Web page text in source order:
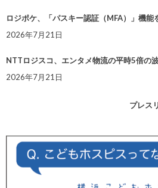
ロジポケ、「パスキー認証（MFA）」機能
2026年7月21日
NTTロジスコ、エンタメ物流の平時5倍の
2026年7月21日
プレス